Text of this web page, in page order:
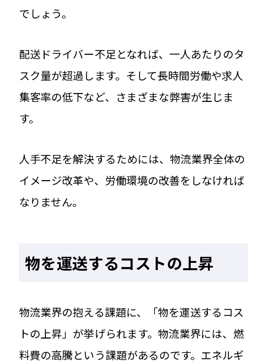
でしょう。
配送ドライバー不足となれば、一人あたりのタ
スク量が超過します。そして長時間労働や求人
集客率の低下など、さまざまな弊害が生じま
す。
人手不足を解決するためには、物流業界全体の
イメージ改革や、労働環境の改善をしなければ
なりません。
物を運送するコストの上昇
物流業界の抱える課題に、「物を運送するコス
トの上昇」が挙げられます。物流業界には、燃
料費の高騰という課題があるのです。エネルギ